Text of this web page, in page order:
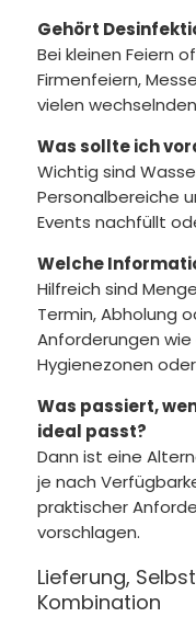
Gehört
Bei kleinen Feiern
Firmenfeiern,
vielen
Was sollte ich
Wichtig sind
Personalbereiche
Events nachfüllt
Welche
Hilfreich sind
Termin, Abholung
Anforderungen
Hygienezonen
Was passiert,
ideal passt?
Dann ist eine
je nach
praktischer
vorschlagen.
Lieferung,
Kombination